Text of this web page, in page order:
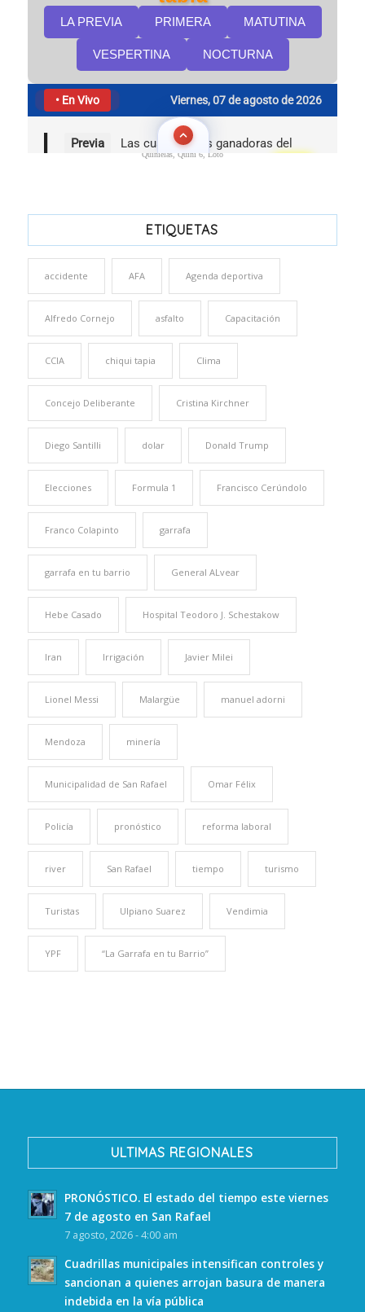
Quinielas, Quini 6, Loto
ETIQUETAS
accidente AFA Agenda deportiva
Alfredo Cornejo asfalto Capacitación
CCIA chiqui tapia Clima
Concejo Deliberante Cristina Kirchner
Diego Santilli dolar Donald Trump
Elecciones Formula 1 Francisco Cerúndolo
Franco Colapinto garrafa
garrafa en tu barrio General ALvear
Hebe Casado Hospital Teodoro J. Schestakow
Iran Irrigación Javier Milei
Lionel Messi Malargüe manuel adorni
Mendoza minería
Municipalidad de San Rafael Omar Félix
Policía pronóstico reforma laboral
river San Rafael tiempo turismo
Turistas Ulpiano Suarez Vendimia
YPF “La Garrafa en tu Barrio”
ULTIMAS REGIONALES
PRONÓSTICO. El estado del tiempo este viernes
7 de agosto en San Rafael
7 agosto, 2026 - 4:00 am
Cuadrillas municipales intensifican controles y
sancionan a quienes arrojan basura de manera
indebida en la vía pública